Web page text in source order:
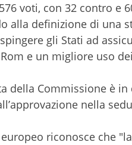
voti, con 32 contro
alla definizione di una
gli Stati ad
e un migliore uso
della Commissione è
nella
riconosce che